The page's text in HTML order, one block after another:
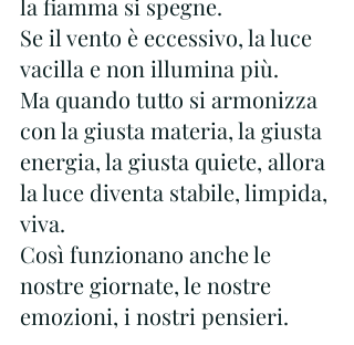
la fiamma si spegne.
Se il vento è eccessivo, la luce
vacilla e non illumina più.
Ma quando tutto si armonizza
con la giusta materia, la giusta
energia, la giusta quiete, allora
la luce diventa stabile, limpida,
viva.
Così funzionano anche le
nostre giornate, le nostre
emozioni, i nostri pensieri.